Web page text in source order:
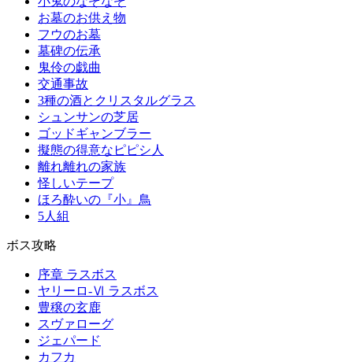
お墓のお供え物
フウのお墓
墓碑の伝承
鬼伶の戯曲
交通事故
3種の酒とクリスタルグラス
シュンサンの芝居
ゴッドギャンブラー
擬態の得意なピピシ人
離れ離れの家族
怪しいテープ
ほろ酔いの『小』鳥
5人組
ボス攻略
序章 ラスボス
ヤリーロ-Ⅵ ラスボス
豊穣の玄鹿
スヴァローグ
ジェパード
カフカ